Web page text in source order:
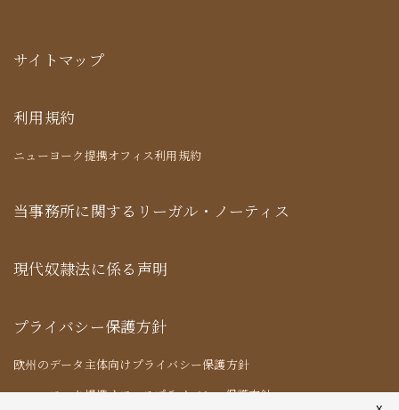
サイトマップ
利用規約
ニューヨーク提携オフィス利用規約
当事務所に関するリーガル・ノーティス
現代奴隷法に係る声明
プライバシー保護方針
欧州のデータ主体向けプライバシー保護方針
ニューヨーク提携オフィスプライバシー保護方針